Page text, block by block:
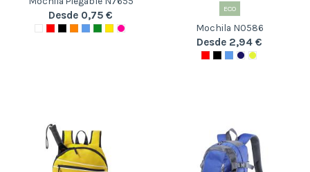
Desde 0,75 €
ECO
Mochila N0586
Desde 2,94 €